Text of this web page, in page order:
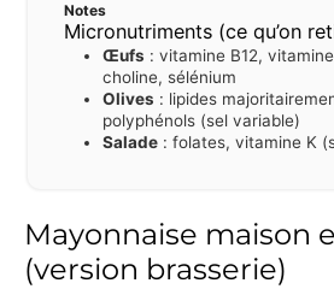
Notes
Micronutriments (ce qu’on
Œufs : vitamine B12,
choline, sélénium
Olives : lipides
polyphénols (sel variable)
Salade : folates, vitamine K
Mayonnaise maison
(version brasserie)